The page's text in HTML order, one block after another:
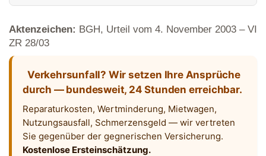
Aktenzeichen: BGH, Urteil vom 4. November 2003 – VI
ZR 28/03
Verkehrsunfall? Wir setzen Ihre Ansprüche
durch — bundesweit, 24 Stunden erreichbar.
Reparaturkosten, Wertminderung, Mietwagen,
Nutzungsausfall, Schmerzensgeld — wir vertreten
Sie gegenüber der gegnerischen Versicherung.
Kostenlose Ersteinschätzung.